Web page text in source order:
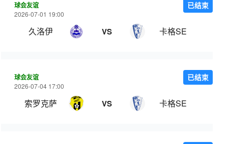
球会友谊
2026-07-01 19:00
久洛伊 VS 卡格SE
已结束
球会友谊
2026-07-04 17:00
索罗克萨 VS 卡格SE
已结束